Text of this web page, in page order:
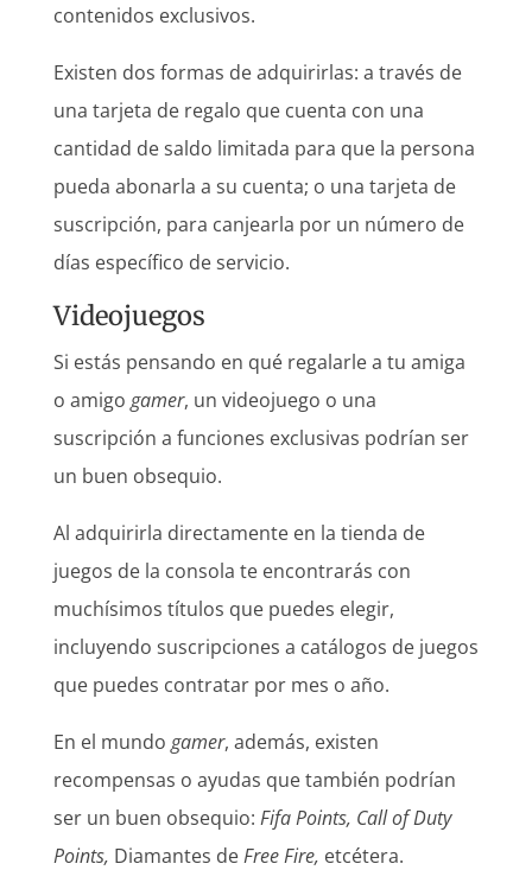
contenidos exclusivos.
Existen dos formas de adquirirlas: a través de
una tarjeta de regalo que cuenta con una
cantidad de saldo limitada para que la persona
pueda abonarla a su cuenta; o una tarjeta de
suscripción, para canjearla por un número de
días específico de servicio.
Videojuegos
Si estás pensando en qué regalarle a tu amiga
o amigo gamer, un videojuego o una
suscripción a funciones exclusivas podrían ser
un buen obsequio.
Al adquirirla directamente en la tienda de
juegos de la consola te encontrarás con
muchísimos títulos que puedes elegir,
incluyendo suscripciones a catálogos de juegos
que puedes contratar por mes o año.
En el mundo gamer, además, existen
recompensas o ayudas que también podrían
ser un buen obsequio: Fifa Points, Call of Duty
Points, Diamantes deFree Fire, etcétera.